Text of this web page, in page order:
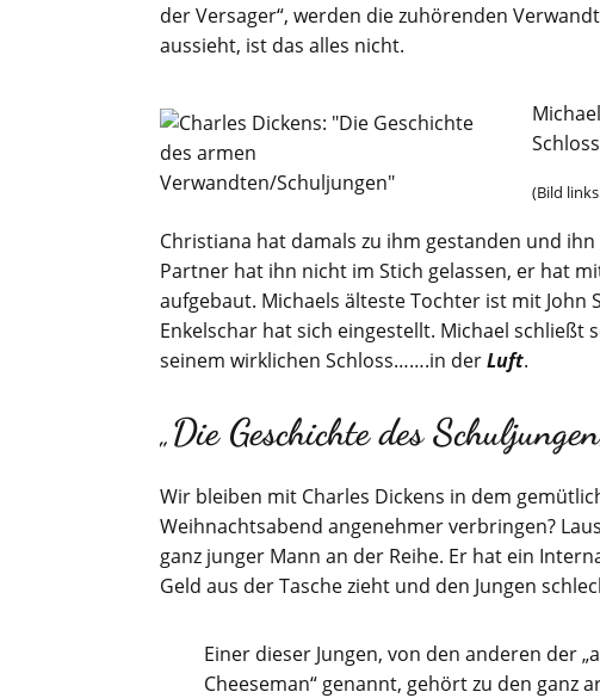
der Versager“, werden die zuhörenden
aussieht, ist das alles nicht.
(Bild
Christiana hat damals zu ihm gestanden und
Partner hat ihn nicht im Stich gelassen, er hat
aufgebaut. Michaels älteste Tochter ist mit
Enkelschar hat sich eingestellt. Michael schließt
seinem wirklichen Schloss…….in derLuft.
„Die Geschichte des Schuljungen
Wir bleiben mit Charles Dickens in dem
Weihnachtsabend angenehmer verbringen?
ganz junger Mann an der Reihe. Er hat ein
Geld aus der Tasche zieht und den Jungen
Einer dieser Jungen, von den anderen der
Cheeseman“ genannt, gehört zu den ganz